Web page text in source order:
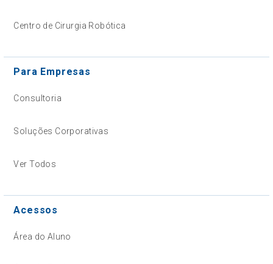
Centro de Cirurgia Robótica
Para Empresas
Consultoria
Soluções Corporativas
Ver Todos
Acessos
Área do Aluno